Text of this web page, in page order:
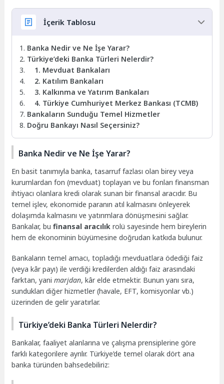
İçerik Tablosu
Banka Nedir ve Ne İşe Yarar?
Türkiye’deki Banka Türleri Nelerdir?
1. Mevduat Bankaları
2. Katılım Bankaları
3. Kalkınma ve Yatırım Bankaları
4. Türkiye Cumhuriyet Merkez Bankası (TCMB)
Bankaların Sunduğu Temel Hizmetler
Doğru Bankayı Nasıl Seçersiniz?
Banka Nedir ve Ne İşe Yarar?
En basit tanımıyla banka, tasarruf fazlası olan birey veya
kurumlardan fon (mevduat) toplayan ve bu fonları finansman
ihtiyacı olanlara kredi olarak sunan bir finansal aracıdır. Bu
temel işlev, ekonomide paranın atıl kalmasını önleyerek
dolaşımda kalmasını ve yatırımlara dönüşmesini sağlar.
Bankalar, bufinansal aracılık rolü sayesinde hem bireylerin
hem de ekonominin büyümesine doğrudan katkıda bulunur.
Bankaların temel amacı, topladığı mevduatlara ödediği faiz
(veya kâr payı) ile verdiği kredilerden aldığı faiz arasındaki
farktan, yanimarjdan, kâr elde etmektir. Bunun yanı sıra,
sundukları diğer hizmetler (havale, EFT, komisyonlar vb.)
üzerinden de gelir yaratırlar.
Türkiye’deki Banka Türleri Nelerdir?
Bankalar, faaliyet alanlarına ve çalışma prensiplerine göre
farklı kategorilere ayrılır. Türkiye’de temel olarak dört ana
banka türünden bahsedebiliriz: